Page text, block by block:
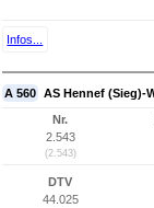
Infos...
A 560 AS Hennef (Sieg)-
Nr.
2.543
(2.543)
DTV
44.025